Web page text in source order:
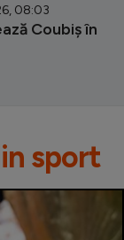
08:03
Coubiș în
sport